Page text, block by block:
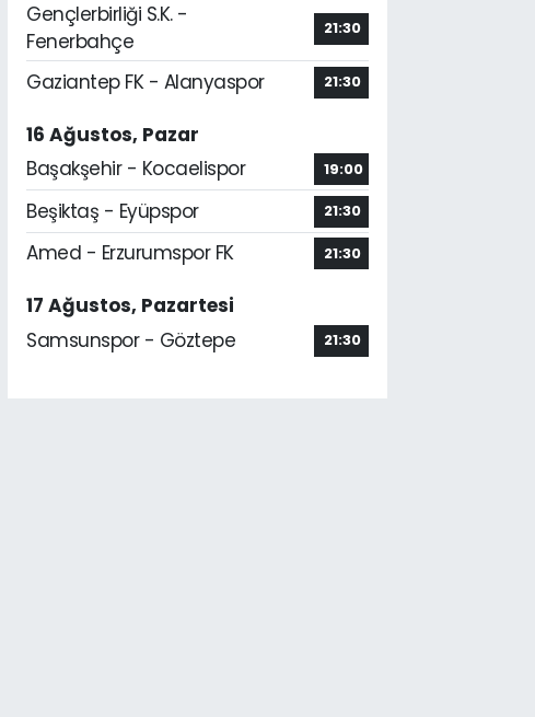
Gençlerbirliği S.K. -
Fenerbahçe
21:30
Gaziantep FK - Alanyaspor 21:30
16 Ağustos, Pazar
Başakşehir - Kocaelispor
19:00
Beşiktaş - Eyüpspor 21:30
Amed - Erzurumspor FK 21:30
17 Ağustos, Pazartesi
Samsunspor - Göztepe
21:30